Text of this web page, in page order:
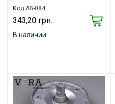
Код AB-084
343,20 грн.
В наличии